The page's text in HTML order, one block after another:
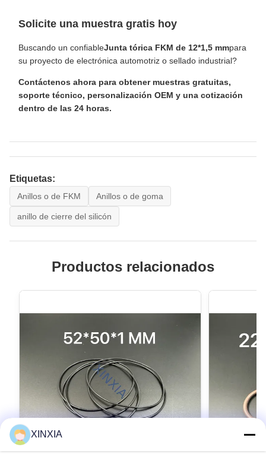
Solicite una muestra gratis hoy
Buscando un confiableJunta tórica FKM de 12*1,5 mmpara
su proyecto de electrónica automotriz o sellado industrial?
Contáctenos ahora para obtener muestras gratuitas,
soporte técnico, personalización OEM y una cotización
dentro de las 24 horas.
Etiquetas:
Anillos o de FKM Anillos o de goma
anillo de cierre del silicón
Productos relacionados
XINXIA